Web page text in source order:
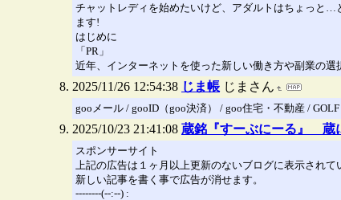
チャットレディを始めたいけど、アダルトはちょっと…
ます!
はじめに
「PR」
近年、インターネットを使った新しい働き方や副業の
2025/11/26 12:54:38 じま帳 じまさん
gooメール / gooID（goo決済） / goo住宅・不動産 / GOLF
2025/10/23 21:41:08 蔵銘『すーぶにーる』 蔵
スポンサーサイト
上記の広告は１ヶ月以上更新のないブログに表示されて
新しい記事を書く事で広告が消せます。
--------(--:--) :